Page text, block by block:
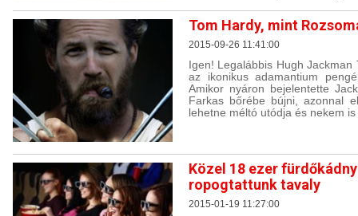
Tom Hardy, mint
2015-09-26 11:41:00
Igen! Legalábbis Hugh
az ikonikus adamantium
Amikor nyáron bejelentette
Farkas bőrébe bújni, azonnal
lehetne méltó utódja és nekem
Közel 18 ezer
ropogtattunk tavaly
2015-01-19 11:27:00